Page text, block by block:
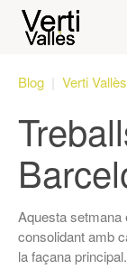
Blog Verti Vallès
Aquesta setmana
consolidant amb
la façana